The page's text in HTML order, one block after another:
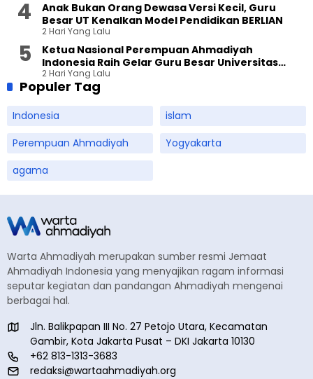
Anak Bukan Orang Dewasa Versi Kecil, Guru
Besar UT Kenalkan Model Pendidikan BERLIAN
2 Hari Yang Lalu
Ketua Nasional Perempuan Ahmadiyah
Indonesia Raih Gelar Guru Besar Universitas
Terbuka
2 Hari Yang Lalu
Populer Tag
Indonesia
islam
Perempuan Ahmadiyah
Yogyakarta
agama
Warta Ahmadiyah merupakan sumber resmi Jemaat
Ahmadiyah Indonesia yang menyajikan ragam informasi
seputar kegiatan dan pandangan Ahmadiyah mengenai
berbagai hal.
Jln. Balikpapan III No. 27 Petojo Utara, Kecamatan
Gambir, Kota Jakarta Pusat – DKI Jakarta 10130
+62 813-1313-3683
redaksi@wartaahmadiyah.org